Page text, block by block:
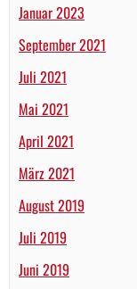
Januar 2023
September 2021
Juli 2021
Mai 2021
April 2021
März 2021
August 2019
Juli 2019
Juni 2019